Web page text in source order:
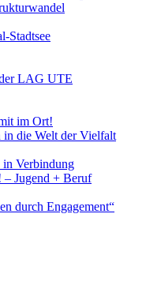
Stadtsee
LAG UTE
im Ort!
die Welt der Vielfalt
Verbindung
Jugend + Beruf
durch Engagement“